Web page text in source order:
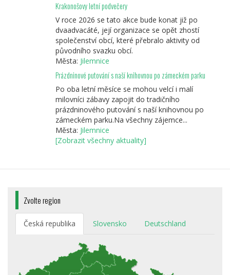
Krakonošovy letní podvečery
V roce 2026 se tato akce bude konat již po
dvaadvacáté, její organizace se opět zhostí
společenství obcí, které přebralo aktivity od
původního svazku obcí.
Města: Jilemnice
Prázdninové putování s naší knihovnou po zámeckém parku
Po oba letní měsíce se mohou velcí i malí
milovníci zábavy zapojit do tradičního
prázdninového putování s naší knihovnou po
zámeckém parku.Na všechny zájemce...
Města: Jilemnice
[Zobrazit všechny aktuality]
Zvolte region
Česká republika Slovensko Deutschland